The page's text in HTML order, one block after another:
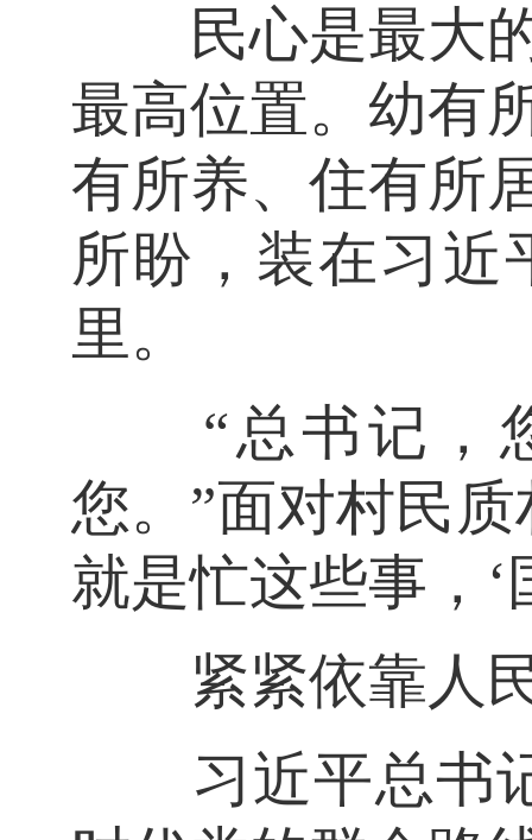
民心是最大的
最高位置。幼有
有所养、住有所
所盼，装在习近
里。
“总书记，您
您。”面对村民
就是忙这些事，
紧紧依靠人民
习近平总书记